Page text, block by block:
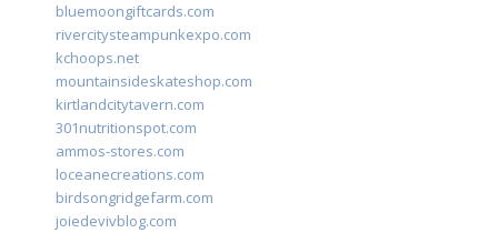
bluemoongiftcards.com
rivercitysteampunkexpo.com
kchoops.net
mountainsideskateshop.com
kirtlandcitytavern.com
301nutritionspot.com
ammos-stores.com
loceanecreations.com
birdsongridgefarm.com
joiedevivblog.com